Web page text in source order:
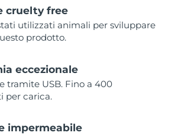
cruelty free
utilizzati animali per sviluppare
prodotto.
eccezionale
tramite USB. Fino a 400
per carica.
impermeabile